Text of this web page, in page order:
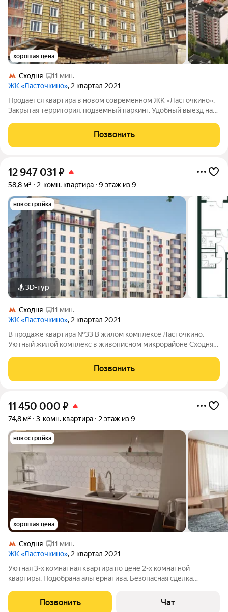
хорошая цена
Сходня
11 мин.
ЖК «Ласточкино», 2 квартал 2021
Продаётся квартира в новом современном ЖК «Ласточкино».
Закрытая территория, подземный паркинг. Удобный выезд на
Позвонить
12 947 031 ₽
58,8 м² 2-комн. квартира 9 этаж из 9
новостройка
3D-тур
Сходня
11 мин.
ЖК «Ласточкино», 2 квартал 2021
В продаже квартира №33 В жилом комплексе Ласточкино.
Уютный жилой комплекс в живописном микрорайоне Сходня
Проект сочетает в себе гармонию природы и современные
городские удобства, создавая идеальное
Позвонить
11 450 000 ₽
74,8 м² 3-комн. квартира 2 этаж из 9
новостройка
хорошая цена
Сходня
11 мин.
ЖК «Ласточкино», 2 квартал 2021
Уютная 3-x комнатная квартира по цене 2-х комнатной
квартиры. Подобрана альтернатива. Безопасная сделка
продажу от банка получено. Выход на сделку в максимально
короткий срок. Квартира с ремонтом и
Позвонить Чат